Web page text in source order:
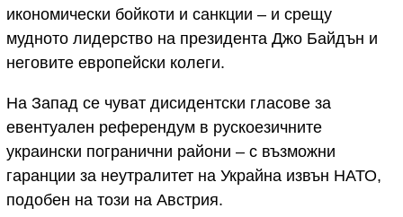
икономически бойкоти и санкции – и срещу
мудното лидерство на президента Джо Байдън и
неговите европейски колеги.
На Запад се чуват дисидентски гласове за
евентуален референдум в рускоезичните
украински погранични райони – с възможни
гаранции за неутралитет на Украйна извън НАТО,
подобен на този на Австрия.